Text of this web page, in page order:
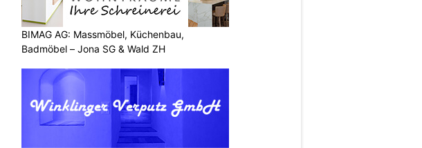
BIMAG AG: Massmöbel, Küchenbau,
Badmöbel – Jona SG & Wald ZH